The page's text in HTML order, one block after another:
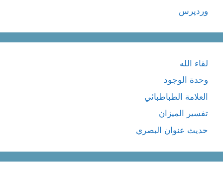
وردپرس
لقاء الله
وحدة الوجود
العلامة الطباطبائي
تفسير الميزان
حديث عنوان البصري